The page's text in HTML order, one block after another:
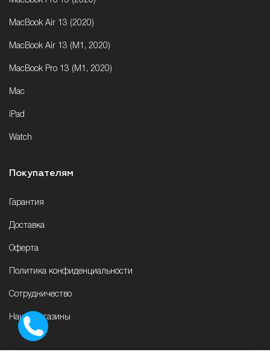
MacBook Air 13 (2020)
MacBook Air 13 (M1, 2020)
MacBook Pro 13 (M1, 2020)
Mac
iPad
Watch
Покупателям
Гарантия
Доставка
Оферта
Политика конфиденциальности
Сотрудничество
Наши магазины